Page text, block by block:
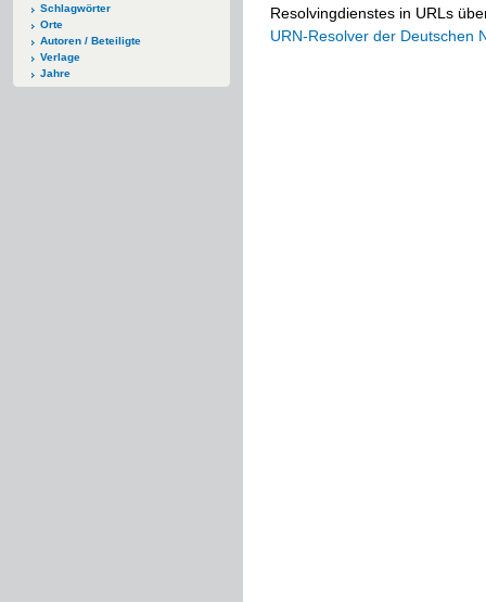
Schlagwörter
Orte
Autoren / Beteiligte
Verlage
Jahre
Resolvingdienstes in URLs
URN-Resolver der Deutschen